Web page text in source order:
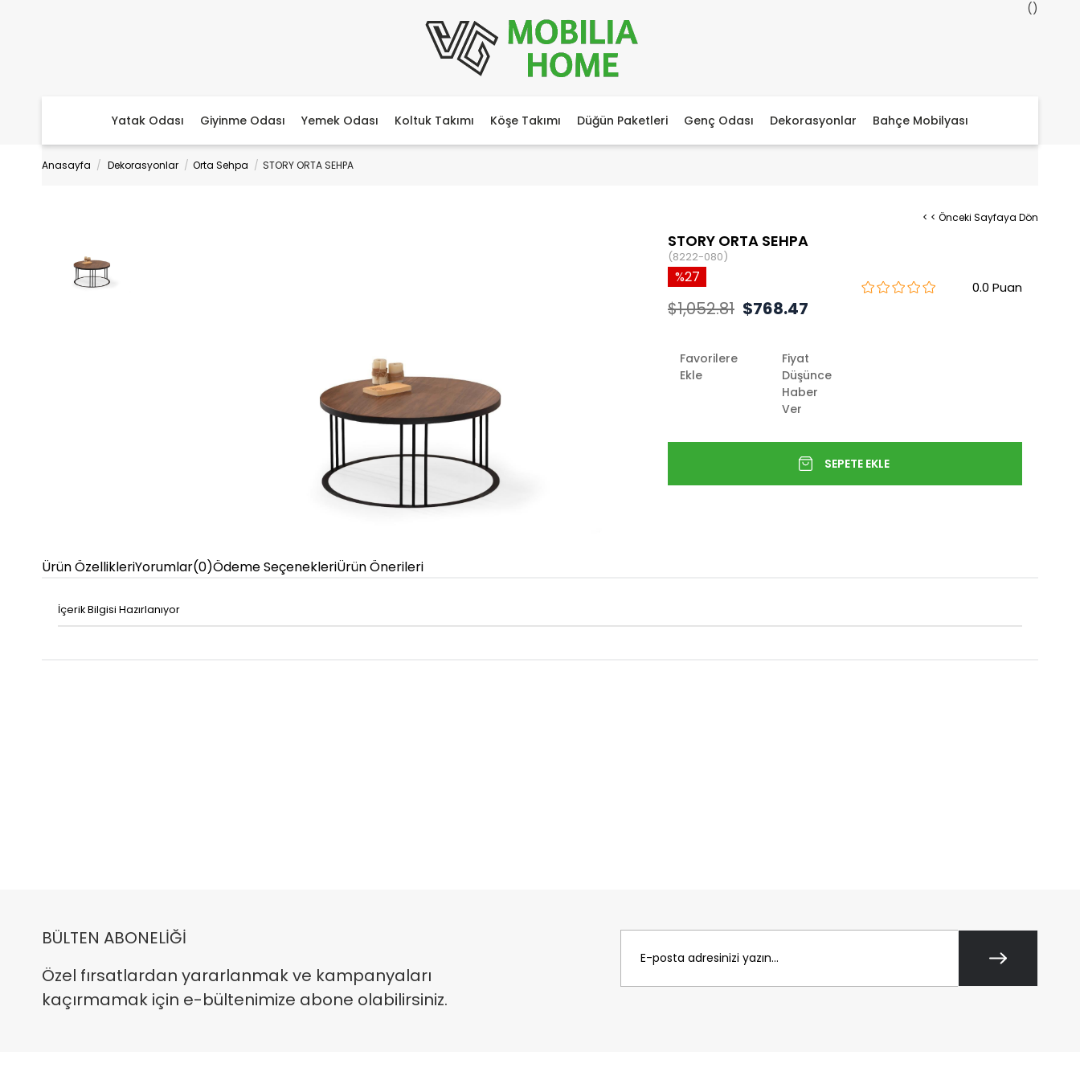
Yatak Odası Giyinme Odası Yemek Odası Koltuk Takımı Köşe Takımı Düğün Paketleri Genç Odası Dekorasyonlar Bahçe Mobilyası
Anasayfa Dekorasyonlar Orta Sehpa STORY ORTA SEHPA
< < Önceki Sayfaya Dön
STORY ORTA SEHPA
(8222-080)
0.0
27
$1,052.81 $768.47
Favorilere
Ekle
Fiyat
Düşünce
Haber
Ver
Ürün ÖzellikleriYorumlar(0)Ödeme SeçenekleriÜrün Önerileri
İçerik Bilgisi Hazırlanıyor
BÜLTEN ABONELİĞİ
Özel fırsatlardan yararlanmak ve kampanyaları
kaçırmamak için e-bültenimize abone olabilirsiniz.